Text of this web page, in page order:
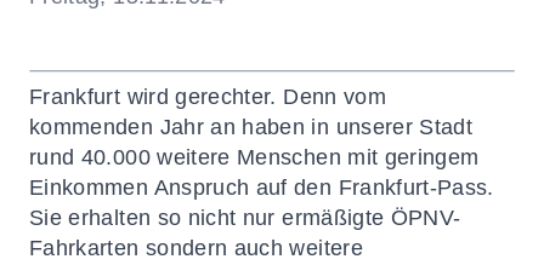
Frankfurt wird gerechter. Denn vom
kommenden Jahr an haben in unserer Stadt
rund 40.000 weitere Menschen mit geringem
Einkommen Anspruch auf den Frankfurt-Pass.
Sie erhalten so nicht nur ermäßigte ÖPNV-
Fahrkarten sondern auch weitere